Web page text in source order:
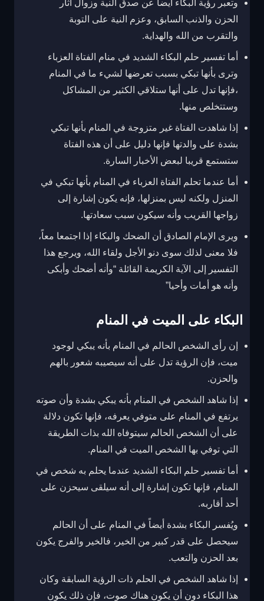
وتعبر رؤية البكاء أيضاً عن صدق النية وزوال آثار
الحزن والذنب السابق، وعزم النية على التوبة
والتقرب من الله والهداية.
أما تفسير حلم البكاء الشديد في منام الفتاة العزباء
وترى بأنها تبكي بسبب تعرضها لشيء ما في المنام
،فإنها تدل على أنها ستلاقي الكثير من المشاكل
وستتخلص منها.
إذا شاهدت الفتاة غير متزوجة في المنام بأنها تبكي
بشدة على والدتها فإنها دليل على أن هذه الفتاة
ستستمع قريبا لبعض الأخبار السارة.
أما عندما تحلم الفتاة العزباء في المنام بأنها تبكي في
المنزل ولكنه ليس بمنزلها، فإنه يكون إشارة إلى
زواجها القريب وأنه سيكون سبب سعادتها.
ويرى الإمام الصادق أن الضحك والبكاء إذا اجتمعا معاً،
فلا معنى لذلك سوى دنو الأجل ولقاء الله، ويرجع هذا
التفسير إلى الآية الكريمة القائلة “وأنه أضحك وأبكى
وأنه هو أمات وأحيا”
البكاء على الميت في المنام
إن رأى الشخص الحالم في المنام بأنه يبكي لوجود
ميت، فإن الرؤية تدل على أنه سيصيبه شعور بالهم
والحزن.
إذا شاهد الشخص في المنام بأنه يبكي بشدة وأن صوته
يرتفع في المنام على متوفي يعرفه، فإنها تكون دلالة
على أن الشخص الحالم سيتوفاه الله بذات الطريقة
التي توفي بها الشخص الميت في المنام.
أما تفسير حلم البكاء الشديد عندما يحلم به شخص في
المنام، فإنها تكون إشارة إلى أنه سيلقى سيحزن على
أحد أقاربه.
ويُفسر البكاء بشدة أيضاً في المنام على أن الحالم
سيحصل على قدر كبير من الخير، فالخير والفرج يكون
بعد الحزن والتعب.
إذا شاهد الشخص في الحلم ذات الرؤية السابقة وكان
هذا البكاء دون أن يكون هناك صوت، فإن ذلك يكون